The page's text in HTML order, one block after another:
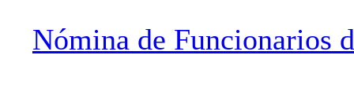
Nómina de Funcionarios